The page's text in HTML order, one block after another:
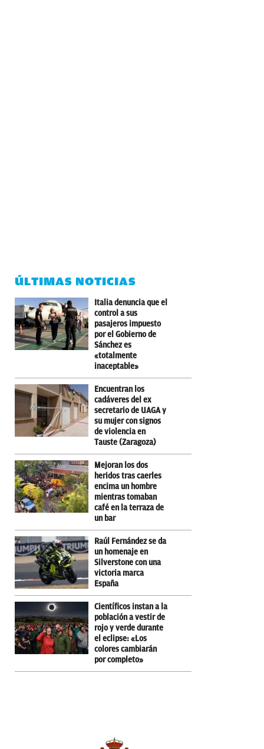
ÚLTIMAS NOTICIAS
Italia denuncia que el
control a sus
pasajeros impuesto
por el Gobierno de
Sánchez es
«totalmente
inaceptable»
Encuentran los
cadáveres del ex
secretario de UAGA y
su mujer con signos
de violencia en
Tauste (Zaragoza)
Mejoran los dos
heridos tras caerles
encima un hombre
mientras tomaban
café en la terraza de
un bar
Raúl Fernández se da
un homenaje en
Silverstone con una
victoria marca
España
Científicos instan a la
población a vestir de
rojo y verde durante
el eclipse: «Los
colores cambiarán
por completo»